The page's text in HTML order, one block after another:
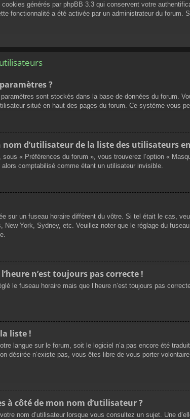
générés par phpBB 3.3 qui conservent votre
fonctionnalité a été activée par un administrateur du
?
sont stockés dans la base de données du forum.
situé en haut des pages du forum. Ce système vous
d’utilisateur de la liste des utilisateurs
sous « Préférences du forum », vous trouverez l’option «
comptabilisé comme étant un utilisateur invisible.
sur un fuseau horaire différent du vôtre. Si tel était le cas,
New York, Sydney, etc. Veuillez noter que le réglage du
n’est toujours pas correcte !
le fuseau horaire mais que l’heure n’est toujours pas
liste !
langue sur le forum, soit le logiciel n’a pas encore été
désirée n’existe pas, vous êtes libre de vous porter
à côté de mon nom d’utilisateur ?
nom d’utilisateur lorsque vous consultez un sujet. Une